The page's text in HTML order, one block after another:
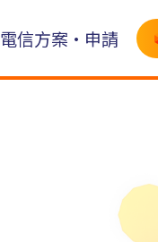
電信方案•申請